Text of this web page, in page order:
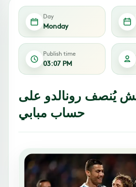
Day
Monday
Publish time
03:07 PM
يُنصف رونالدو على
حساب مبابي